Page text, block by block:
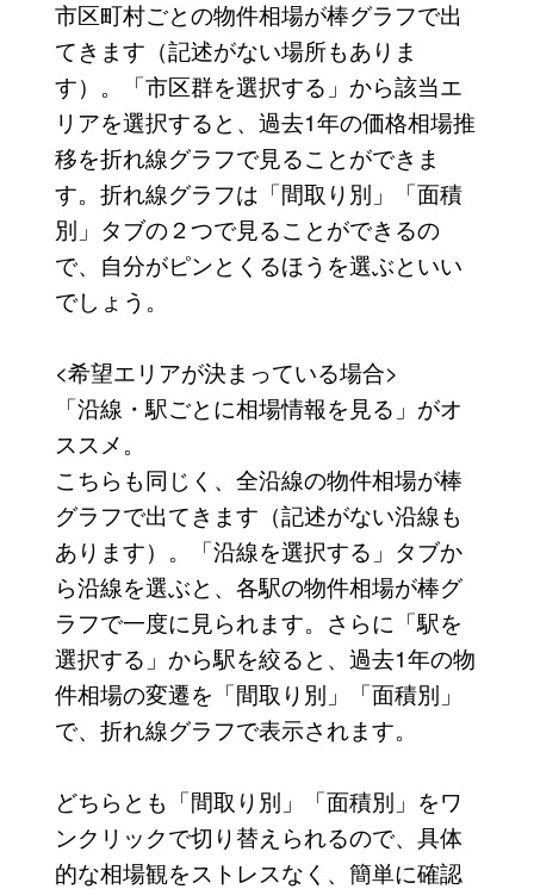
市区町村ごとの物件相場が棒グラフで出
てきます（記述がない場所もありま
す）。「市区群を選択する」から該当エ
リアを選択すると、過去1年の価格相場推
移を折れ線グラフで見ることができま
す。折れ線グラフは「間取り別」「面積
別」タブの２つで見ることができるの
で、自分がピンとくるほうを選ぶといい
でしょう。
<希望エリアが決まっている場合>
「沿線・駅ごとに相場情報を見る」がオ
ススメ。
こちらも同じく、全沿線の物件相場が棒
グラフで出てきます（記述がない沿線も
あります）。「沿線を選択する」タブか
ら沿線を選ぶと、各駅の物件相場が棒グ
ラフで一度に見られます。さらに「駅を
選択する」から駅を絞ると、過去1年の物
件相場の変遷を「間取り別」「面積別」
で、折れ線グラフで表示されます。
どちらとも「間取り別」「面積別」をワ
ンクリックで切り替えられるので、具体
的な相場観をストレスなく、簡単に確認